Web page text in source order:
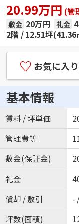
20.99万円 (管
敷金 20万円 礼金
2階
12.51坪(41.36
お気に入
基本情報
賃料 / 坪単価
管理費等
敷金(保証金)
礼金
償却 / 敷引
-
坪数(面積)